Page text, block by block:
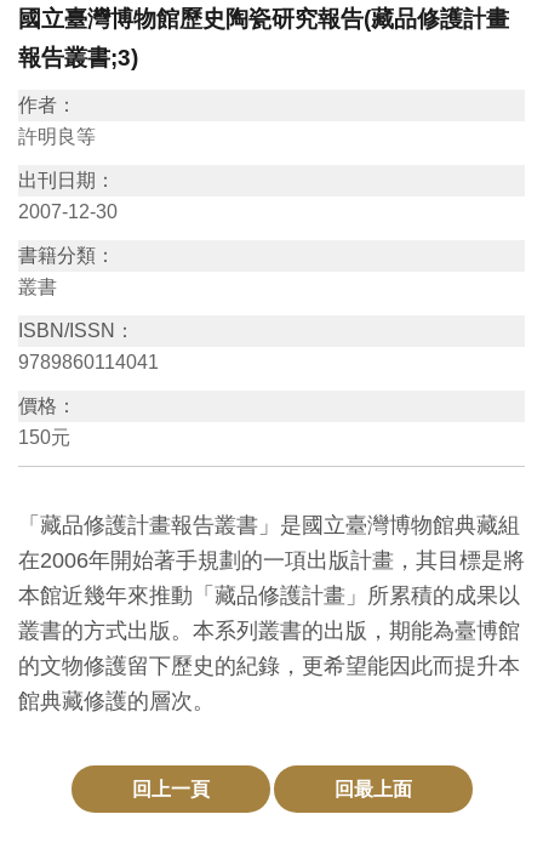
展
覽
資
訊
教
育
活
動
出
版
典
藏
研
究
國立臺灣博物館歷史陶瓷研究報告(藏品修護計畫
報告叢書;3)
作者：
許明良等
出刊日期：
2007-12-30
書籍分類：
叢書
ISBN/ISSN：
9789860114041
價格：
150元
「藏品修護計畫報告叢書」是國立臺灣博物館典藏組
在2006年開始著手規劃的一項出版計畫，其目標是將
本館近幾年來推動「藏品修護計畫」所累積的成果以
叢書的方式出版。本系列叢書的出版，期能為臺博館
的文物修護留下歷史的紀錄，更希望能因此而提升本
館典藏修護的層次。
回上一頁 回最上面